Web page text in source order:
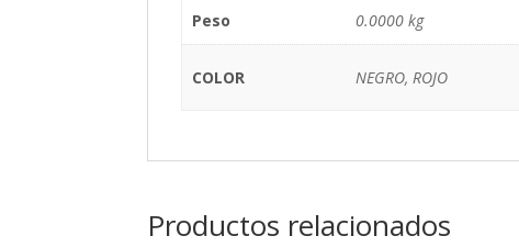
Peso 0.0000 kg
COLOR NEGRO, ROJO
Productos relacionados